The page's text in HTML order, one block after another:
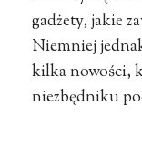
gadżety, jakie
Niemniej
kilka nowości,
niezbędniku